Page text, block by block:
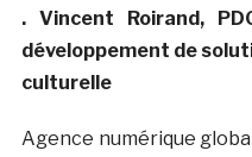
. Vincent Roirand,
développement de
culturelle
Agence numérique